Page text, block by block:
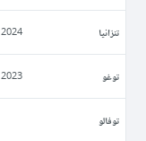
تنزانيا 2024
توغو 2023
توفالو